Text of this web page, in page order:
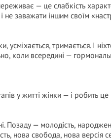
— це слабкість
не заважати іншим своїм
усміхається, тримається. І
коли всередині —
у житті жінки — і робить
Позаду — молодість,
нова свобода, нова версія